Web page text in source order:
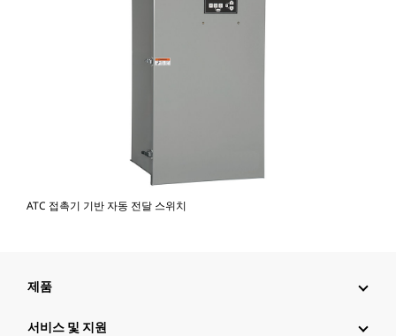
ATC 접촉기 기반 자동 전달 스위치
제품
서비스 및 지원